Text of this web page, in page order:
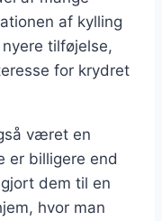
af kylling
tilføjelse,
for krydret
været en
er billigere end
dem til en
hvor man